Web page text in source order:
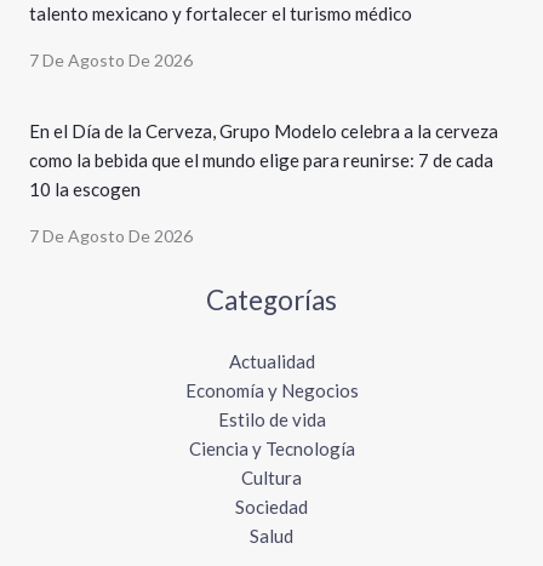
talento mexicano y fortalecer el turismo médico
7 De Agosto De 2026
En el Día de la Cerveza, Grupo Modelo celebra a la cerveza
como la bebida que el mundo elige para reunirse: 7 de cada
10 la escogen
7 De Agosto De 2026
Categorías
Actualidad
Economía y Negocios
Estilo de vida
Ciencia y Tecnología
Cultura
Sociedad
Salud